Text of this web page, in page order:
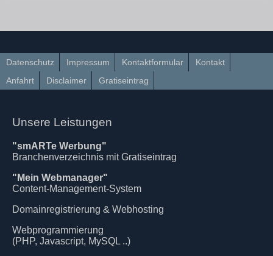
Datenschutz Impressum Kontaktformular
Kontakt
Anfahrt
Disclaimer Gratiseintrag
Unsere Leistungen
"smARTe Werbung"
Branchenverzeichnis mit Gratiseintrag
"Mein Webmanager"
Content-Management-System
Domainregistrierung & Webhosting
Webprogrammierung
(PHP, Javascript, MySQL ..)